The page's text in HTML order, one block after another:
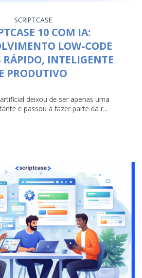
SCRIPTCASE
10 COM IA:
LOW-CODE
RÁPIDO, INTELIGENTE
E PRODUTIVO
deixou de ser apenas uma
e passou a fazer parte da r...